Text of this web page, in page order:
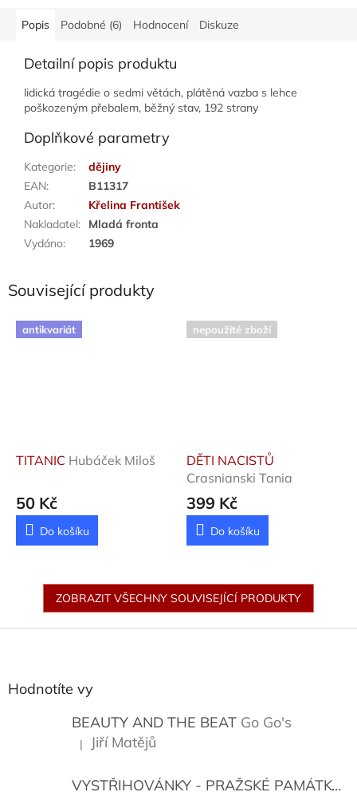
Popis Podobné (6) Hodnocení Diskuze
Detailní popis produktu
lidická tragédie o sedmi větách, plátěná vazba s lehce
poškozeným přebalem, běžný stav, 192 strany
Doplňkové parametry
Kategorie:
dějiny
EAN:
B11317
Autor:
Křelina František
Nakladatel:
Mladá fronta
Vydáno: 1969
Související produkty
antikvariát
TITANIC Hubáček Miloš
50 Kč
Do košíku
nepoužité zboží
DĚTI NACISTŮ
Crasnianski Tania
399 Kč
Do košíku
ZOBRAZIT VŠECHNY SOUVISEJÍCÍ PRODUKTY
Hodnotíte vy
BEAUTY AND THE BEAT Go Go's
Hodnocení produktu je 5 z 5 hvězdiček.
| Jiří Matějů
VYSTŘIHOVÁNKY - PRAŽSKÉ PAMÁTKY